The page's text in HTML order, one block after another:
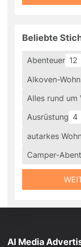
Beliebte
Abenteuer 12
Alkoven-
Alles rund um
Ausrüstung 4
autarkes
Camper-
AI Media